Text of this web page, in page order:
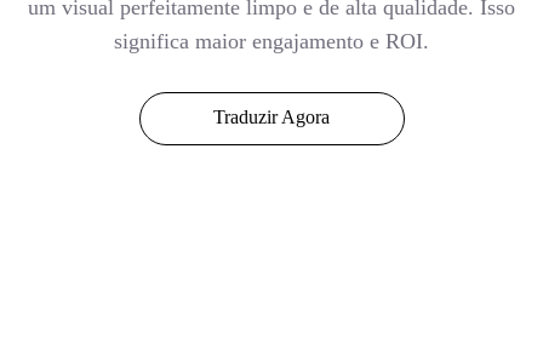
um visual perfeitamente limpo e de alta qualidade. Isso
significa maior engajamento e ROI.
Traduzir Agora